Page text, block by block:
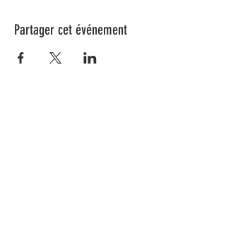
Partager cet événement